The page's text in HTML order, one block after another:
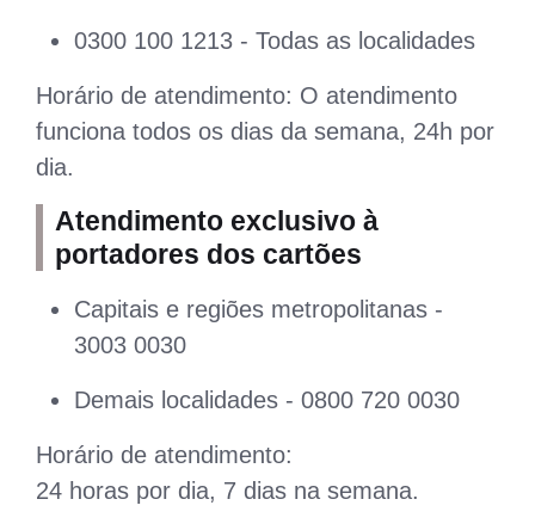
0300 100 1213 - Todas as localidades
Horário de atendimento: O atendimento
funciona todos os dias da semana, 24h por
dia.
Atendimento exclusivo à
portadores dos cartões
Capitais e regiões metropolitanas -
3003 0030
Demais localidades - 0800 720 0030
Horário de atendimento:
24 horas por dia, 7 dias na semana.